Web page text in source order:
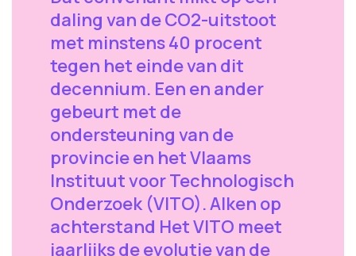
daling van de CO2-uitstoot
met minstens 40 procent
tegen het einde van dit
decennium. Een en ander
gebeurt met de
ondersteuning van de
provincie en het Vlaams
Instituut voor Technologisch
Onderzoek (VITO). Alken op
achterstand Het VITO meet
jaarlijks de evolutie van de